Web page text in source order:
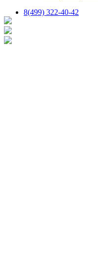
8(499) 322-40-42